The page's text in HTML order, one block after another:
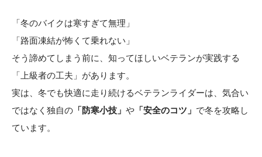
「冬のバイクは寒すぎて無理」
「路面凍結が怖くて乗れない」
そう諦めてしまう前に、知ってほしいベテランが実践する
「上級者の工夫」があります。
実は、冬でも快適に走り続けるベテランライダーは、気合い
ではなく独自の 「防寒小技」 や 「安全のコツ」 で冬を攻略し
ています。